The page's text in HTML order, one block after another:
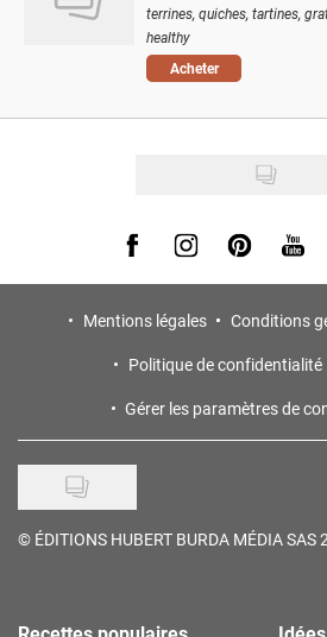
terrines, quiches, tartines,
healthy
Acheter
Visit us on Facebook
Visit us on Instagram
Visit us onVisit
Mentions légales
Conditions
Politique de confidentialité
Gérer les paramètres de
© ÉDITIONS HUBERT BURDA MÉDIA SAS